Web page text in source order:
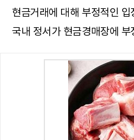
현금거래에 대해 부정적인 입
국내 정서가 현금경매장에